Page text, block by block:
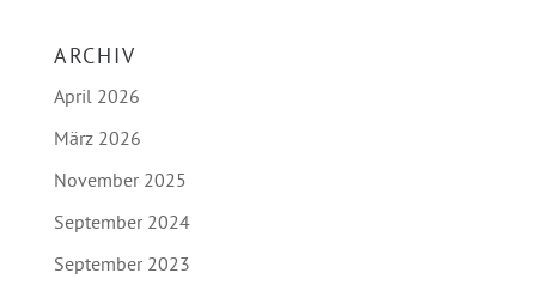
ARCHIV
April 2026
März 2026
November 2025
September 2024
September 2023